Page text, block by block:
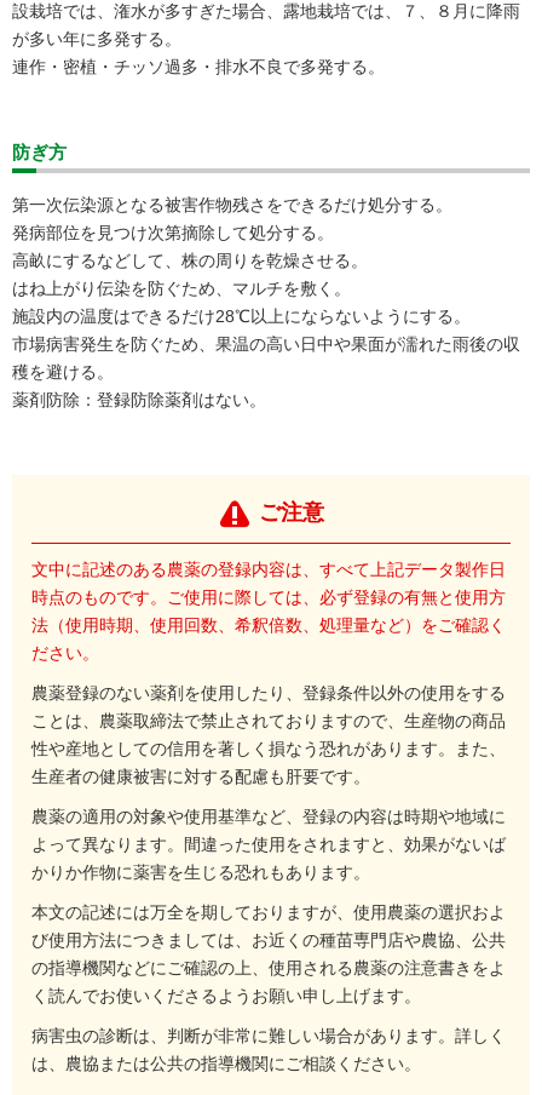
設栽培では、潅水が多すぎた場合、露地栽培では、７、８月に降雨
が多い年に多発する。
連作・密植・チッソ過多・排水不良で多発する。
防ぎ方
第一次伝染源となる被害作物残さをできるだけ処分する。
発病部位を見つけ次第摘除して処分する。
高畝にするなどして、株の周りを乾燥させる。
はね上がり伝染を防ぐため、マルチを敷く。
施設内の温度はできるだけ28℃以上にならないようにする。
市場病害発生を防ぐため、果温の高い日中や果面が濡れた雨後の収
穫を避ける。
薬剤防除：登録防除薬剤はない。
ご注意
文中に記述のある農薬の登録内容は、すべて上記データ製作日
時点のものです。ご使用に際しては、必ず登録の有無と使用方
法（使用時期、使用回数、希釈倍数、処理量など）をご確認く
ださい。
農薬登録のない薬剤を使用したり、登録条件以外の使用をする
ことは、農薬取締法で禁止されておりますので、生産物の商品
性や産地としての信用を著しく損なう恐れがあります。また、
生産者の健康被害に対する配慮も肝要です。
農薬の適用の対象や使用基準など、登録の内容は時期や地域に
よって異なります。間違った使用をされますと、効果がないば
かりか作物に薬害を生じる恐れもあります。
本文の記述には万全を期しておりますが、使用農薬の選択およ
び使用方法につきましては、お近くの種苗専門店や農協、公共
の指導機関などにご確認の上、使用される農薬の注意書きをよ
く読んでお使いくださるようお願い申し上げます。
病害虫の診断は、判断が非常に難しい場合があります。詳しく
は、農協または公共の指導機関にご相談ください。